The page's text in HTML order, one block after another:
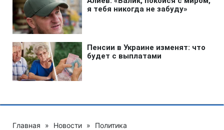
Главная » Новости » Политика